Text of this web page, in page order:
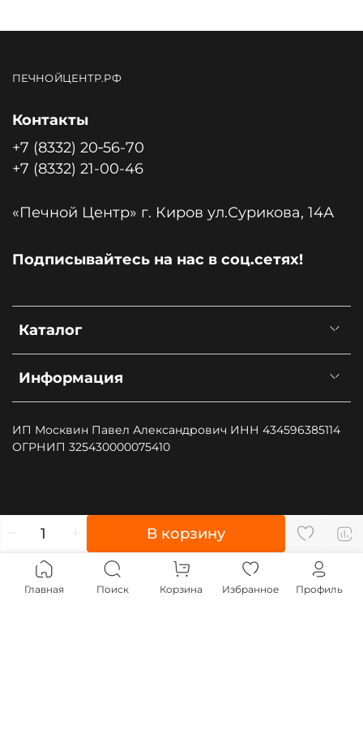
В корзину
ПЕЧНОЙЦЕНТР.РФ
Каталог
Информация
Контакты
+7 (8332) 20‑56-70
+7 (8332) 21-00-46
«Печной Центр» г. Киров ул.Сурикова, 14А
Подписывайтесь на нас в соц.сетях!
ИП Москвин Павел Александрович ИНН 434596385114
ОГРНИП 325430000075410
Главная Поиск Корзина Избранное Профиль
", type: "pageView", start: (new Date()).getTime()});
(function (d, w, id) { if (d.getElementById(id)) return; var
ts = d.createElement("script"); ts.type = "text/javascript";
ts.async = true; ts.id = id; ts.src = "https://top-